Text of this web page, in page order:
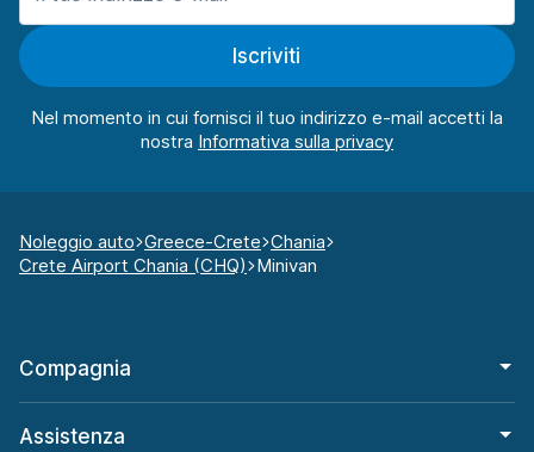
Iscriviti
Nel momento in cui fornisci il tuo indirizzo e-mail accetti la
nostra
Noleggio auto Greece-Crete Chania
Crete Airport Chania (CHQ) Minivan
Compagnia
Assistenza